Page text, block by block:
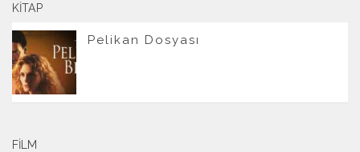
KITAP
Pelikan Dosyası
FILM